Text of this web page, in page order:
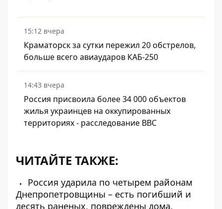
15:12 вчера
Краматорск за сутки пережил 20 обстрелов,
больше всего авиаударов КАБ-250
14:43 вчера
Россия присвоила более 34 000 объектов
жилья украинцев на оккупированных
территориях - расследование BBC
ЧИТАЙТЕ ТАКЖЕ:
Россия ударила по четырем районам
Днепропетровщины – есть погибший и
десять раненых, повреждены дома,